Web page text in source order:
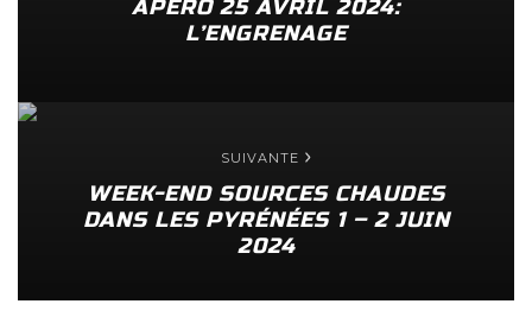
APÉRO 25 AVRIL 2024:
L’ENGRENAGE
SUIVANTE
WEEK-END SOURCES CHAUDES
DANS LES PYRÉNÉES 1 – 2 JUIN
2024